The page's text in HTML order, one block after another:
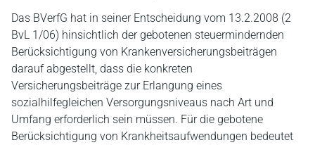
Das BVerfG hat in seiner Entscheidung vom 13.2.2008 (2
BvL 1/06) hinsichtlich der gebotenen steuermindernden
Berücksichtigung von Krankenversicherungsbeiträgen
darauf abgestellt, dass die konkreten
Versicherungsbeiträge zur Erlangung eines
sozialhilfegleichen Versorgungsniveaus nach Art und
Umfang erforderlich sein müssen. Für die gebotene
Berücksichtigung von Krankheitsaufwendungen bedeutet